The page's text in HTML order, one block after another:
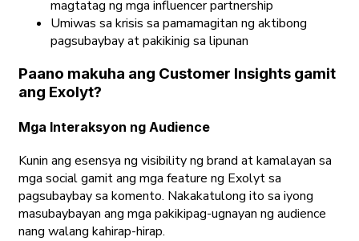
magtatag ng mga influencer partnership
Umiwas sa krisis sa pamamagitan ng aktibong
pagsubaybay at pakikinig sa lipunan
Paano makuha ang Customer Insights gamit
ang Exolyt?
Mga Interaksyon ng Audience
Kunin ang esensya ng visibility ng brand at kamalayan sa
mga social gamit ang mga feature ng Exolyt sa
pagsubaybay sa komento. Nakakatulong ito sa iyong
masubaybayan ang mga pakikipag-ugnayan ng audience
nang walang kahirap-hirap.